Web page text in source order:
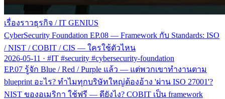
เรื่องราวธุรกิจ / IT GENIUS
CyberSecurity Foundation EP.08 — Framework กับ Standards: ISO
/ NIST / COBIT / CIS — ใครใช้ตัวไหน
2026-05-11 · #IT #security #cybersecurity-foundation
EP.07 รู้จัก Blue / Red / Purple แล้ว — แต่พวกเขาทำงานตาม
blueprint อะไร? ทำไมทุกบริษัทใหญ่ต้องอ้าง 'ผ่าน ISO 27001'?
NIST ของอเมริกา ใช้ฟรี — ดียังไง? COBIT เป็น framework